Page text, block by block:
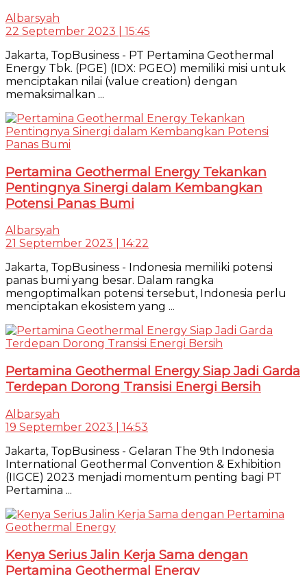
Albarsyah
22 September 2023 | 15:45
Jakarta, TopBusiness - PT Pertamina Geothermal
Energy Tbk. (PGE) (IDX: PGEO) memiliki misi untuk
menciptakan nilai (value creation) dengan
memaksimalkan ...
Pertamina Geothermal Energy Tekankan
Pentingnya Sinergi dalam Kembangkan
Potensi Panas Bumi
Albarsyah
21 September 2023 | 14:22
Jakarta, TopBusiness - Indonesia memiliki potensi
panas bumi yang besar. Dalam rangka
mengoptimalkan potensi tersebut, Indonesia perlu
menciptakan ekosistem yang ...
Pertamina Geothermal Energy Siap Jadi Garda
Terdepan Dorong Transisi Energi Bersih
Albarsyah
19 September 2023 | 14:53
Jakarta, TopBusiness - Gelaran The 9th Indonesia
International Geothermal Convention & Exhibition
(IIGCE) 2023 menjadi momentum penting bagi PT
Pertamina ...
Kenya Serius Jalin Kerja Sama dengan
Pertamina Geothermal Energy